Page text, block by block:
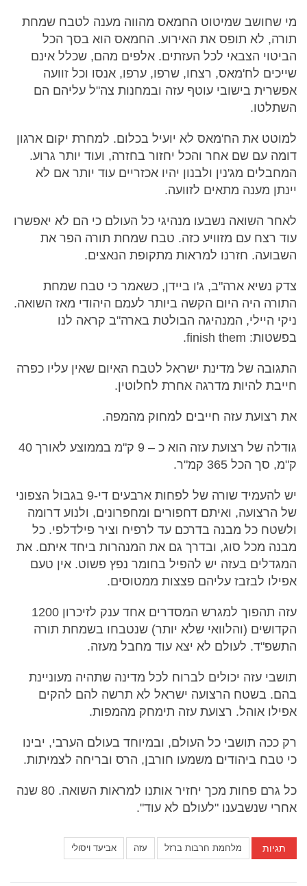
מי שחושב שמיטוט החמאס מהווה מענה לטבח שמחת
תורה, לא תופס את האירוע. החמאס הוא בסך הכל
הביטוי הצבאי לכל העזתים. אלפים מהם, שכלל אינם
שייכים לח'מאס, רצחו, שרפו, ערפו, אנסו וכל זוועה
אפשרית בישובי עוטף עזה ובמחנות צה"ל עליהם הם
השתלטו.
למוטט את הח'מאס לא יועיל בכלום. למחרת יקום ארגון
דומה עם שם אחר והכל יחזור בחזרה, ועוד יותר גרוע.
המחבלים מג'נין ולבנון יהיו אכזריים עוד יותר אם לא
יינתן מענה מתאים לזוועה.
לאחר השואה נשבעו מנהיגי כל העולם כי הם לא יאפשרו
עוד רצח עם מזוויע כזה. טבח שמחת תורה הפר את
השבועה. חזרנו למראות מתקופת הנאצים.
צדק נשיא ארה"ב, ג'ו ביידן, כשאמר כי טבח שמחת
התורה היה היום הקשה ביותר לעמם היהודי מאז השואה.
ניקי היילי, המנהיגה הבולטת בארה"ב קראה לנו
בפשטות: finish them.
התגובה של מדינת ישראל לטבח האיום שאין עליו כפרה
חייבת להיות מדרגה אחרת לחלוטין.
את רצועת עזה חייבים למחוק מהמפה.
גודלה של רצועת עזה הוא כ – 9 ק"מ בממוצע לאורך 40
ק"מ, סך הכל 365 קמ"ר.
יש להעמיד שורה של לפחות ארבעים די-9 בגבול הצפוני
של הרצועה, ואיתם דחפורים ומחפרונים, ולנוע דרומה
ולשטח כל מבנה בדרכם עד לרפיח וציר פילדלפי. כל
מבנה מכל סוג, ובדרך גם את המנהרות ביחד איתם. את
המגדלים בעזה יש להפיל בחומר נפץ פשוט. אין טעם
אפילו לבזבז עליהם פצצות ממטוסים.
עזה תהפוך למגרש המסדרים אחד ענק לזיכרון 1200
הקדושים (והלוואי שלא יותר) שנטבחו בשמחת תורה
התשפ"ד. לעולם לא יצא עוד מחבל מעזה.
תושבי עזה יכולים לברוח לכל מדינה שתהיה מעוניינת
בהם. בשטח הרצועה ישראל לא תרשה להם להקים
אפילו אוהל. רצועת עזה תימחק מהמפות.
רק ככה תושבי כל העולם, ובמיוחד בעולם הערבי, יבינו
כי טבח ביהודים משמעו חורבן, הרס ובריחה לצמיתות.
כל גרם פחות מכך יחזיר אותנו למראות השואה. 80 שנה
אחרי שנשבענו "לעולם לא עוד".
תגיות מלחמת חרבות ברזל עזה אביעד ויסולי